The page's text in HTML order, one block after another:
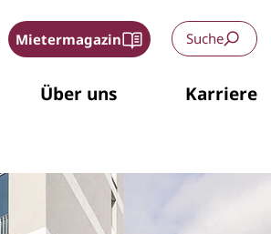
Mietermagazin Suche
Über uns Karriere